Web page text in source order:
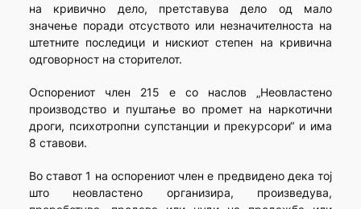
на кривично дело, претставува дело од мало
значење поради отсуството или незначителноста на
штетните последици и нискиот степен на кривична
одговорност на сторителот.
Оспорениот член 215 е со наслов „Неовластено
производство и пуштање во промет на наркотични
дроги, психотропни супстанции и прекурсори“ и има
8 ставови.
Во ставот 1 на оспорениот член е предвидено дека тој
што неовластено организира, произведува,